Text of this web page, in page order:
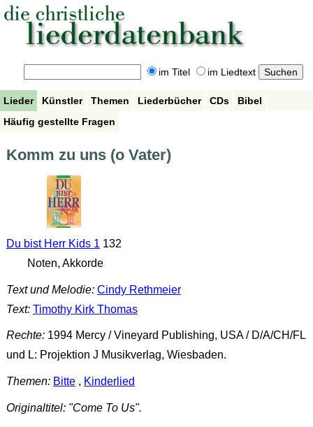
im Titel im Liedtext
Lieder Künstler Themen Liederbücher CDs
Bibel
Häufig gestellte Fragen
Komm zu uns (o Vater)
Du bist Herr Kids 1 132
Noten, Akkorde
Text und Melodie: Cindy Rethmeier
Text: Timothy Kirk Thomas
Rechte:1994 Mercy / Vineyard Publishing, USA / D/A/CH/FL
und L: Projektion J Musikverlag, Wiesbaden.
Themen: Bitte, Kinderlied
Originaltitel: "Come To Us".